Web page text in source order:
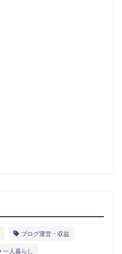
ブログ運営・収益
一人暮らし